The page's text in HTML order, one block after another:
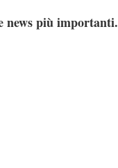
news più importanti.